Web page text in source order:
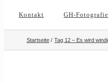
Kontakt GH-Fotografie
Startseite Tag 12 – Es wird